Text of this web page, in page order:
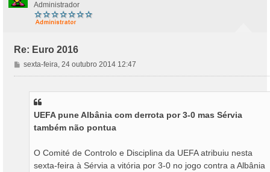
Administrador
Re: Euro 2016
M
e
sexta-feira, 24 outubro 2014 12:47
UEFA pune Albânia com derrota por 3-0 mas Sérvia
também não pontua
O Comité de Controlo e Disciplina da UEFA atribuiu nesta
sexta-feira à Sérvia a vitória por 3-0 no jogo contra a Albânia